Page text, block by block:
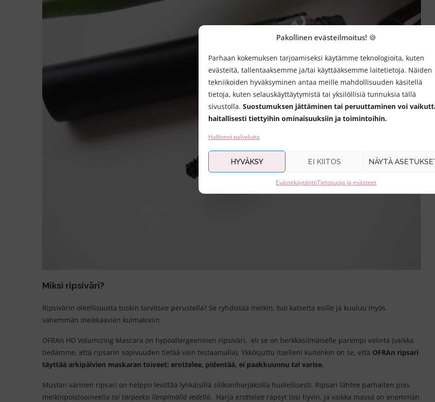
Pakollinen evästeilmoitus! 🍪
Parhaan kokemuksen tarjoamiseksi käytämme teknologioita, kuten
evästeitä, tallentaaksemme ja/tai käyttääksemme laitetietoja. Näiden
tekniikoiden hyväksyminen antaa meille mahdollisuuden käsitellä
tietoja, kuten selauskäyttäytymistä tai yksilöllisiä tunnuksia tällä
sivustolla. Suostumuksen jättäminen tai peruuttaminen voi
haitallisesti tiettyihin ominaisuuksiin ja toimintoihin.
Hallinnoi palveluita
HYVÄKSY EI KIITOS NÄYTÄ
EvästekäytäntöTietosuoja ja evästeet
Miksi ripsiväri?
Ripsivärin oleellisuutta tuskin tarvitsee perustella? Se ryhdistää meikin, tuo katsetta esille ja kuuluu myös
vähemmän meikkaavien kulmakiviin.
OFRAn HD Volumizing Mascara on hypoallergeeninen ripsiväri, eli se on herkkäsilmäiselle parempi valinta (vaikka
tiedämme, että ripsarin sopivuuden tietää vain testaamalla). Ykkösjuttu itselleni kuitenkin on se, että OFRAn ripsari
täyttää arkipäivien maskaran toiveet: erottelee, pidentää, ei paakkuunnu tai varise.
Mustan värinen ripsari on helppo levittää lyhkäisillä silikoniharjaksilla huolellisesti. Ripsari lähtee parhaiten pois
meikinpoistoaineella tai tarpeeksi lämpimällä vedellä. Harja erottelee räpsyt tosi hyvin, ja vaikka massa on enemmän